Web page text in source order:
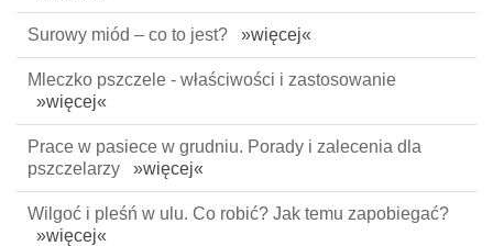
Surowy miód – co to jest? »więcej«
Mleczko pszczele - właściwości i zastosowanie
»więcej«
Prace w pasiece w grudniu. Porady i zalecenia dla
pszczelarzy »więcej«
Wilgoć i pleśń w ulu. Co robić? Jak temu zapobiegać?
»więcej«